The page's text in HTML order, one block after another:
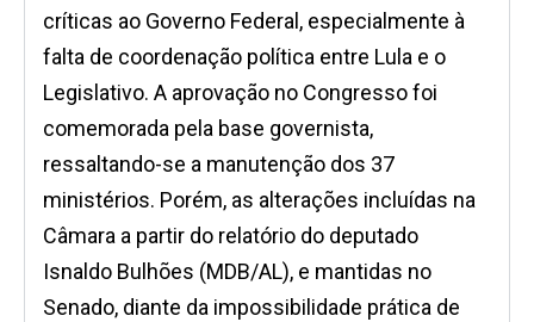
críticas ao Governo Federal, especialmente à
falta de coordenação política entre Lula e o
Legislativo. A aprovação no Congresso foi
comemorada pela base governista,
ressaltando-se a manutenção dos 37
ministérios. Porém, as alterações incluídas na
Câmara a partir do relatório do deputado
Isnaldo Bulhões (MDB/AL), e mantidas no
Senado, diante da impossibilidade prática de